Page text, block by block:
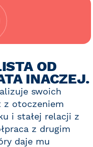
OD
INACZEJ.
swoich
z otoczeniem
i stałej relacji z
z drugim
daje mu